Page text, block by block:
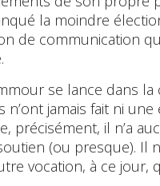
la moindre
de communication
se lance dans la
n’ont jamais fait ni
précisément, il n’a
(ou presque). Il
vocation, à ce